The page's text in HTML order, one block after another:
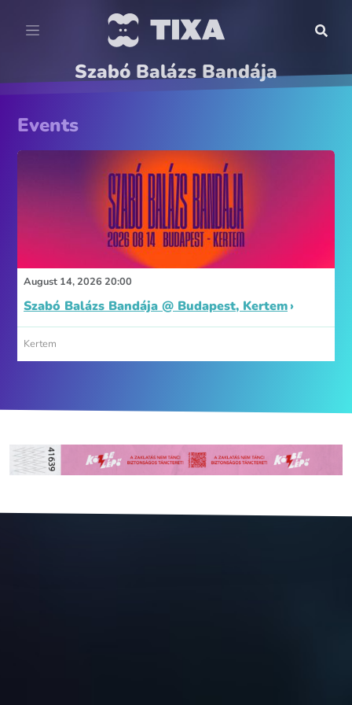
Szabó Balázs Bandája
Events
August 14, 2026 20:00
Szabó Balázs Bandája @ Budapest, Kertem
Kertem